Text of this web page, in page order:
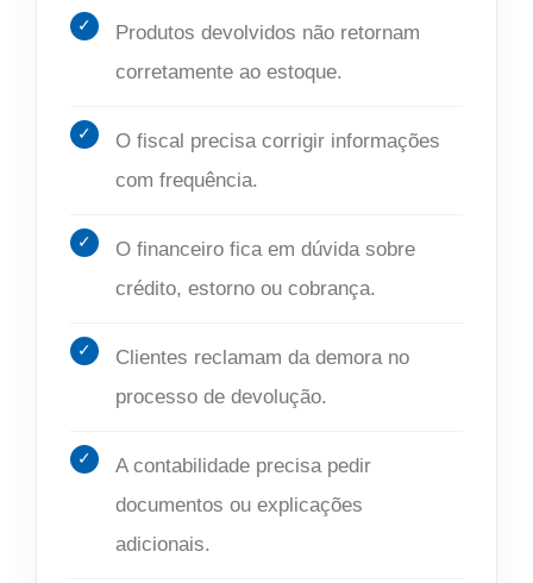
Produtos devolvidos não retornam
corretamente ao estoque.
O fiscal precisa corrigir informações
com frequência.
O financeiro fica em dúvida sobre
crédito, estorno ou cobrança.
Clientes reclamam da demora no
processo de devolução.
A contabilidade precisa pedir
documentos ou explicações
adicionais.